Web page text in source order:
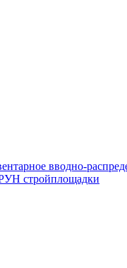
вводно-
стройплощадки